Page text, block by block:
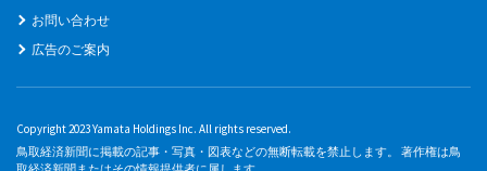
お問い合わせ
広告のご案内
Copyright 2023 Yamata Holdings Inc. All rights reserved.
鳥取経済新聞に掲載の記事・写真・図表などの無断転載を禁止します。 著作権は鳥